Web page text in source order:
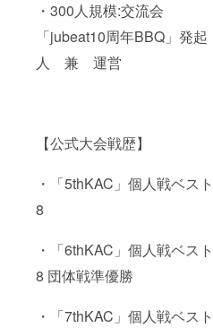
・300人規模:交流会
「jubeat10周年BBQ」発起
人 兼 運営
【公式大会戦歴】
・「5thKAC」個人戦ベスト
8
・「6thKAC」個人戦ベスト
8 団体戦準優勝
・「7thKAC」個人戦ベスト